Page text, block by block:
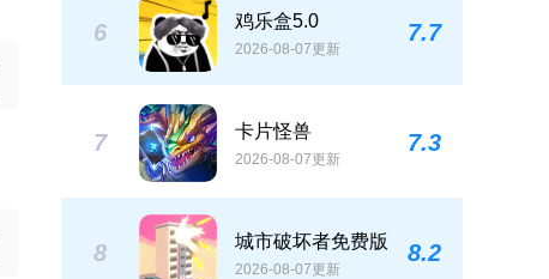
6 鸡乐盒5.0
2026-08-07更新
7.7
7 卡片怪兽
2026-08-07更新
7.3
8 城市破坏者免费版
2026-08-07更新
8.2